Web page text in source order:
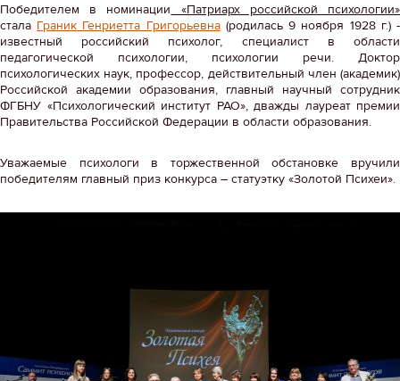
Победителем в номинации «Патриарх российской психологии»
стала Граник Генриетта Григорьевна(родилась 9 ноября 1928 г.) -
известный российский психолог, специалист в области
педагогической психологии, психологии речи. Доктор
психологических наук, профессор, действительный член (академик)
Российской академии образования, главный научный сотрудник
ФГБНУ «Психологический институт РАО», дважды лауреат премии
Правительства Российской Федерации в области образования.
Уважаемые психологи в торжественной обстановке вручили
победителям главный приз конкурса – статуэтку «Золотой Психеи».